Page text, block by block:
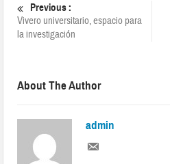
Previous :
Vivero universitario, espacio para
la investigación
About The Author
admin